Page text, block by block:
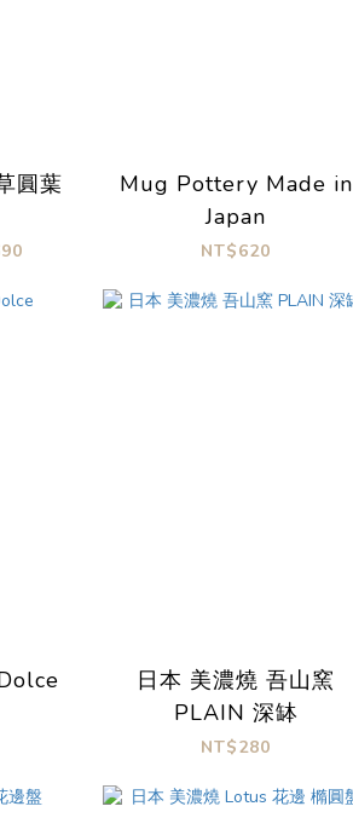
圓葉
Mug Pottery Made in
Japan
NT$620
日本 美濃燒 吾山窯
PLAIN 深缽
NT$280